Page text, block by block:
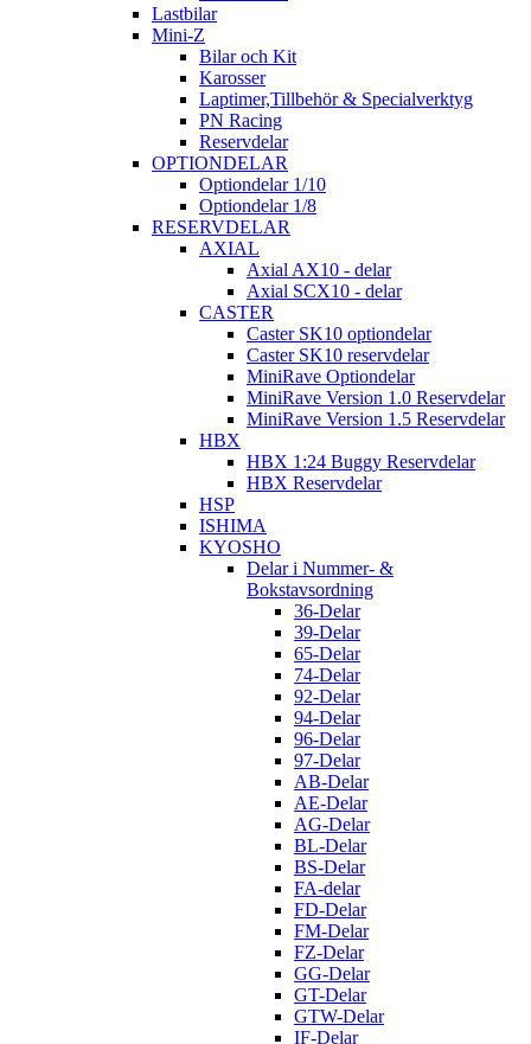
Lastbilar
Mini-Z
Bilar och Kit
Karosser
Laptimer,Tillbehör & Specialverktyg
PN Racing
Reservdelar
OPTIONDELAR
Optiondelar 1/10
Optiondelar 1/8
RESERVDELAR
AXIAL
Axial AX10 - delar
Axial SCX10 - delar
CASTER
Caster SK10 optiondelar
Caster SK10 reservdelar
MiniRave Optiondelar
MiniRave Version 1.0 Reservdelar
MiniRave Version 1.5 Reservdelar
HBX
HBX 1:24 Buggy Reservdelar
HBX Reservdelar
HSP
ISHIMA
KYOSHO
Delar i Nummer- &
Bokstavsordning
36-Delar
39-Delar
65-Delar
74-Delar
92-Delar
94-Delar
96-Delar
97-Delar
AB-Delar
AE-Delar
AG-Delar
BL-Delar
BS-Delar
FA-delar
FD-Delar
FM-Delar
FZ-Delar
GG-Delar
GT-Delar
GTW-Delar
IF-Delar